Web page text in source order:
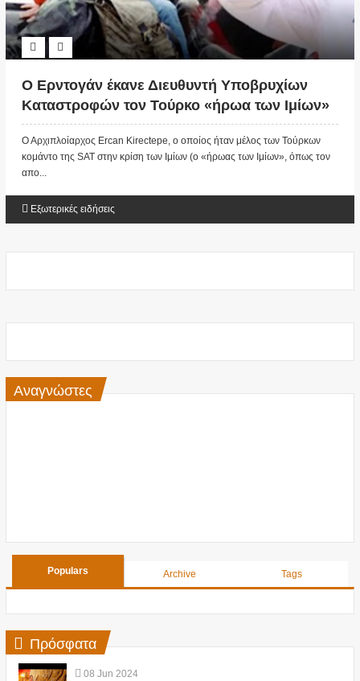
Ο Ερντογάν έκανε Διευθυντή Υποβρυχίων
Καταστροφών τον Τούρκο «ήρωα των Ιμίων»
Ο Αρχιπλοίαρχος Ercan Kirectepe, ο οποίος ήταν μέλος των Τούρκων
κομάντο της SAT στην κρίση των Ιμίων (ο «ήρωας των Ιμίων», όπως τον
απο...
Εξωτερικές ειδήσεις
Αναγνώστες
Populars Archive Tags
Πρόσφατα
08 Jun 2024